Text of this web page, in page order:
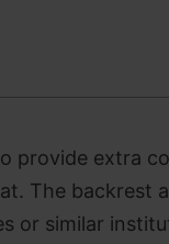
provide extra
The backrest
or similar